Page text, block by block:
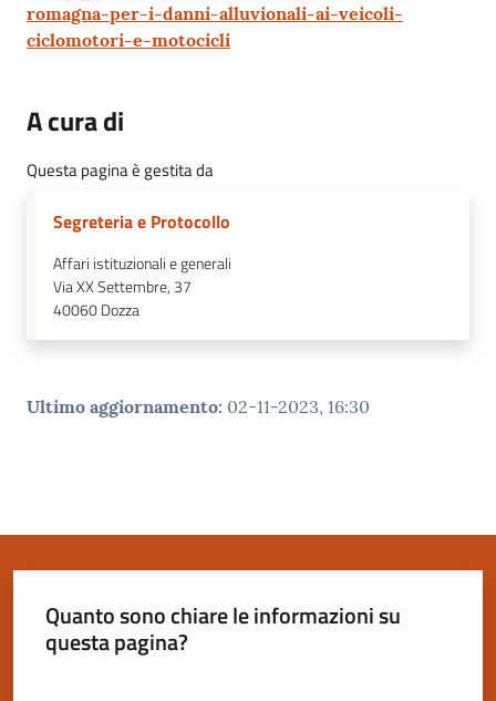
romagna-per-i-danni-alluvionali-ai-veicoli-
ciclomotori-e-motocicli
A cura di
Questa pagina è gestita da
Segreteria e Protocollo
Affari istituzionali e generali
Via XX Settembre, 37
40060Dozza
Ultimo aggiornamento: 02-11-2023, 16:30
Quanto sono chiare le informazioni su
questa pagina?